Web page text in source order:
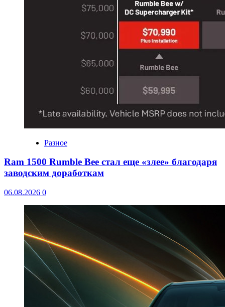
Разное
Ram 1500 Rumble Bee стал еще «злее» благодаря
заводским доработкам
06.08.2026 0